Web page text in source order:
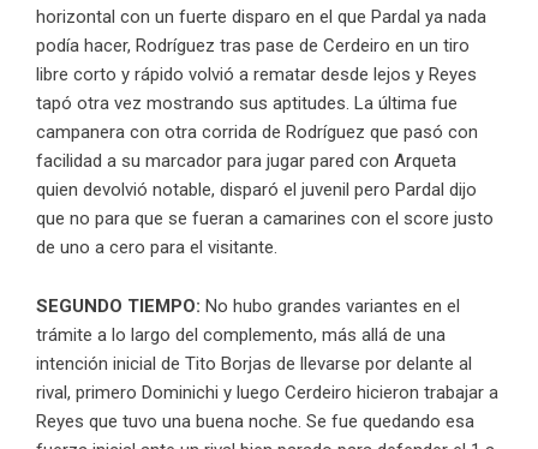
horizontal con un fuerte disparo en el que Pardal ya nada
podía hacer, Rodríguez tras pase de Cerdeiro en un tiro
libre corto y rápido volvió a rematar desde lejos y Reyes
tapó otra vez mostrando sus aptitudes. La última fue
campanera con otra corrida de Rodríguez que pasó con
facilidad a su marcador para jugar pared con Arqueta
quien devolvió notable, disparó el juvenil pero Pardal dijo
que no para que se fueran a camarines con el score justo
de uno a cero para el visitante.
SEGUNDO TIEMPO: No hubo grandes variantes en el
trámite a lo largo del complemento, más allá de una
intención inicial de Tito Borjas de llevarse por delante al
rival, primero Dominichi y luego Cerdeiro hicieron trabajar a
Reyes que tuvo una buena noche. Se fue quedando esa